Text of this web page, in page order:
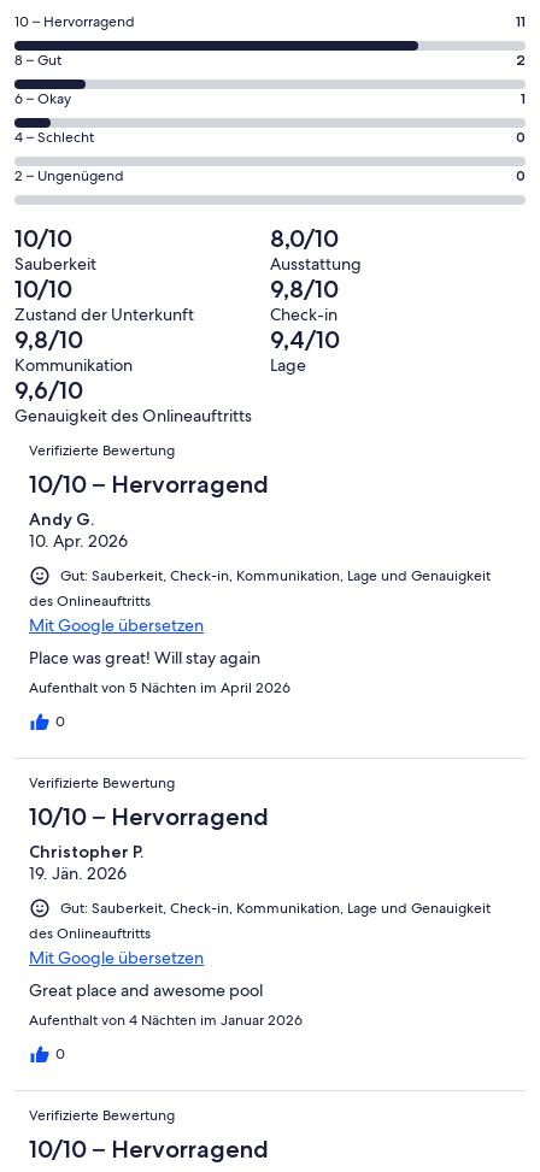
einem
neuen
Fenster
geöffnet
11
von
insgesamt
14
Gästebewertungen
haben
eine
Bewertung
von
10
-
Hervorragend
10 – Hervorragend 11
2
von
insgesamt
14
Gästebewertungen
haben
Bewertung
von
8
-
Gut
8 – Gut 2
1
von
insgesamt
14
Gästebewertungen
haben
eine
Bewertung
von
6
-
Okay
6 – Okay 1
0
von
insgesamt
Gästebewertungen
haben
eine
Bewertung
von
4
-
Schlecht
4 – Schlecht 0
0
von
insgesamt
14
Gästebewertungen
haben
eine
Bewertung
von
2
Ungenügend
2 – Ungenügend 0
10/10
Sauberkeit
8,0/10
Ausstattung
10/10
Zustand der Unterkunft
9,8/10
Check-in
9,8/10
Kommunikation
9,4/10
Lage
9,6/10
Genauigkeit des Onlineauftritts
Bewertungen
Verifizierte Bewertung
10/10 – Hervorragend
Andy G.
10. Apr. 2026
Gut: Sauberkeit, Check-in, Kommunikation, Lage und Genauigkeit
des Onlineauftritts
Mit Google übersetzen
Place was great! Will stay again
Aufenthalt von 5 Nächten im April 2026
0
Verifizierte Bewertung
10/10 – Hervorragend
Christopher P.
19. Jän. 2026
Gut: Sauberkeit, Check-in, Kommunikation, Lage und Genauigkeit
des Onlineauftritts
Mit Google übersetzen
Great place and awesome pool
Aufenthalt von 4 Nächten im Januar 2026
0
Verifizierte Bewertung
10/10 – Hervorragend